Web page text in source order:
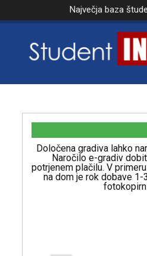
Največja baza
Določena gradiva lahko
Naročilo e-gradiv
potrjenem plačilu. V
na dom je rok dobave